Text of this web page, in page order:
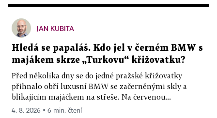
JAN KUBITA
Hledá se papaláš. Kdo jel v černém BMW s
majákem skrze „Turkovu“ křižovatku?
Před několika dny se do jedné pražské křižovatky
přihnalo obří luxusní BMW se začerněnými skly a
blikajícím majáčkem na střeše. Na červenou...
4. 8. 2026 ▪ 6 min. čtení